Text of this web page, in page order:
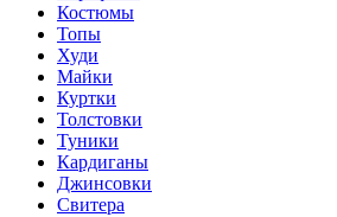
Костюмы
Топы
Худи
Майки
Куртки
Толстовки
Туники
Кардиганы
Джинсовки
Свитера